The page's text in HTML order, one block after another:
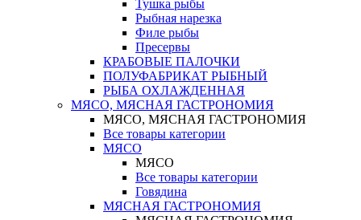
Тушка рыбы
Рыбная нарезка
Филе рыбы
Пресервы
КРАБОВЫЕ ПАЛОЧКИ
ПОЛУФАБРИКАТ РЫБНЫЙ
РЫБА ОХЛАЖДЕННАЯ
МЯСО, МЯСНАЯ ГАСТРОНОМИЯ
МЯСО, МЯСНАЯ ГАСТРОНОМИЯ
Все товары категории
МЯСО
МЯСО
Все товары категории
Говядина
МЯСНАЯ ГАСТРОНОМИЯ